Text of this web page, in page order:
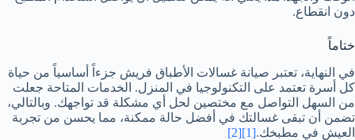
دون انقطاع.
ختاماً
في النهاية، تعتبر صيانة غسالات الأطباق فريش جزءاً أساسياً من حياة
كل أسرة تعتمد على التكنولوجيا في المنزل. الخدمات المتاحة جعلت
من السهل التواصل مع مختصين لحل أي مشكلة قد تواجهك. وبالتالي،
تضمن أن تبقى غسالتك في أفضل حالة ممكنة، مما يحسن من تجربة
العيش في مطبخك.[1]
[2]